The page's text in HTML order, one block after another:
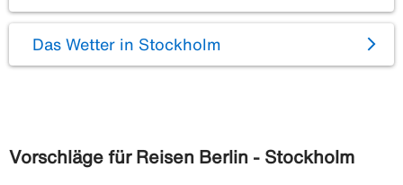
Das Wetter in Stockholm
Vorschläge für Reisen Berlin - Stockholm